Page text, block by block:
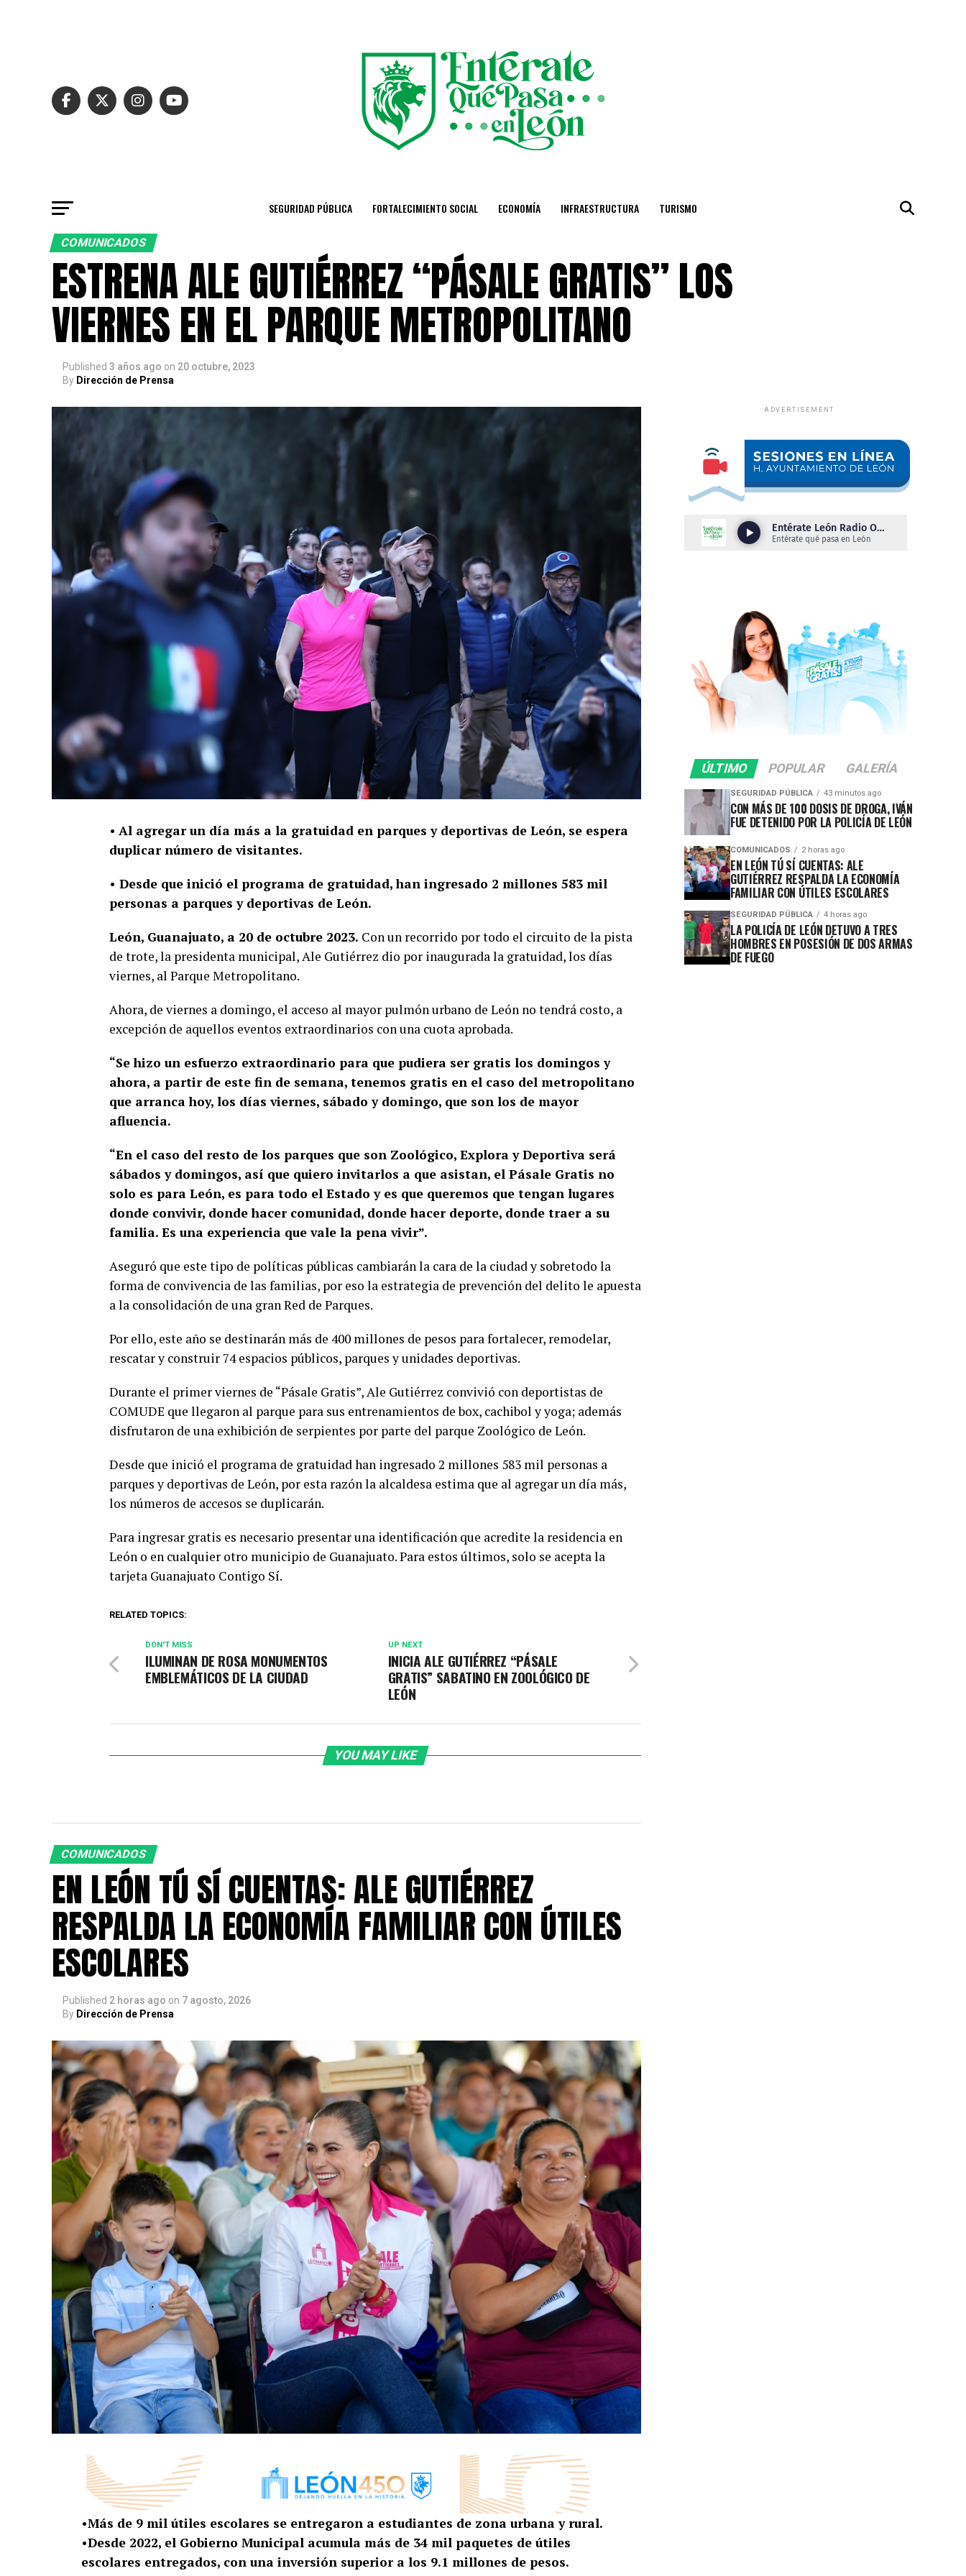
SEGURIDAD PÚBLICA FORTALECIMIENTO SOCIAL ECONOMÍA INFRAESTRUCTURA TURISMO
COMUNICADOS
ESTRENA ALE GUTIÉRREZ “PÁSALE GRATIS” LOS
VIERNES EN EL PARQUE METROPOLITANO
Published 3 años ago on 20 octubre, 2023
By Dirección de Prensa
• Al agregar un día más a la gratuidad en parques y deportivas de León, se espera
duplicar número de visitantes.
• Desde que inició el programa de gratuidad, han ingresado 2 millones 583 mil
personas a parques y deportivas de León.
León, Guanajuato, a 20 de octubre 2023. Con un recorrido por todo el circuito de la pista
de trote, la presidenta municipal, Ale Gutiérrez dio por inaugurada la gratuidad, los días
viernes, al Parque Metropolitano.
Ahora, de viernes a domingo, el acceso al mayor pulmón urbano de León no tendrá costo, a
excepción de aquellos eventos extraordinarios con una cuota aprobada.
“Se hizo un esfuerzo extraordinario para que pudiera ser gratis los domingos y
ahora, a partir de este fin de semana, tenemos gratis en el caso del metropolitano
que arranca hoy, los días viernes, sábado y domingo, que son los de mayor
afluencia.
“En el caso del resto de los parques que son Zoológico, Explora y Deportiva será
sábados y domingos, así que quiero invitarlos a que asistan, el Pásale Gratis no
solo es para León, es para todo el Estado y es que queremos que tengan lugares
donde convivir, donde hacer comunidad, donde hacer deporte, donde traer a su
familia. Es una experiencia que vale la pena vivir”.
Aseguró que este tipo de políticas públicas cambiarán la cara de la ciudad y sobretodo la
forma de convivencia de las familias, por eso la estrategia de prevención del delito le apuesta
a la consolidación de una gran Red de Parques.
Por ello, este año se destinarán más de 400 millones de pesos para fortalecer, remodelar,
rescatar y construir 74 espacios públicos, parques y unidades deportivas.
Durante el primer viernes de “Pásale Gratis”, Ale Gutiérrez convivió con deportistas de
COMUDE que llegaron al parque para sus entrenamientos de box, cachibol y yoga; además
disfrutaron de una exhibición de serpientes por parte del parque Zoológico de León.
Desde que inició el programa de gratuidad han ingresado 2 millones 583 mil personas a
parques y deportivas de León, por esta razón la alcaldesa estima que al agregar un día más,
los números de accesos se duplicarán.
Para ingresar gratis es necesario presentar una identificación que acredite la residencia en
León o en cualquier otro municipio de Guanajuato. Para estos últimos, solo se acepta la
tarjeta Guanajuato Contigo Sí.
RELATED TOPICS:
UP NEXT
INICIA ALE GUTIÉRREZ “PÁSALE
GRATIS” SABATINO EN ZOOLÓGICO DE
LEÓN
DON'T MISS
ILUMINAN DE ROSA MONUMENTOS
EMBLEMÁTICOS DE LA CIUDAD
YOU MAY LIKE
COMUNICADOS
EN LEÓN TÚ SÍ CUENTAS: ALE GUTIÉRREZ
RESPALDA LA ECONOMÍA FAMILIAR CON ÚTILES
ESCOLARES
Published 2 horas ago on 7 agosto, 2026
By Dirección de Prensa
•Más de 9 mil útiles escolares se entregaron a estudiantes de zona urbana y rural.
•Desde 2022, el Gobierno Municipal acumula más de 34 mil paquetes de útiles
escolares entregados, con una inversión superior a los 9.1 millones de pesos.
ADVERTISEMENT
ÚLTIMO POPULAR GALERÍA
SEGURIDAD PÚBLICA 43 minutos ago
CON MÁS DE 100 DOSIS DE DROGA, IVÁN
FUE DETENIDO POR LA POLICÍA DE LEÓN
COMUNICADOS 2 horas ago
EN LEÓN TÚ SÍ CUENTAS: ALE
GUTIÉRREZ RESPALDA LA ECONOMÍA
FAMILIAR CON ÚTILES ESCOLARES
SEGURIDAD PÚBLICA 4 horas ago
LA POLICÍA DE LEÓN DETUVO A TRES
HOMBRES EN POSESIÓN DE DOS ARMAS
DE FUEGO